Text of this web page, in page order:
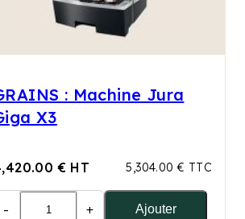
: Machine Jura
X3
€ HT 5,304.00 € TTC
- + Ajouter